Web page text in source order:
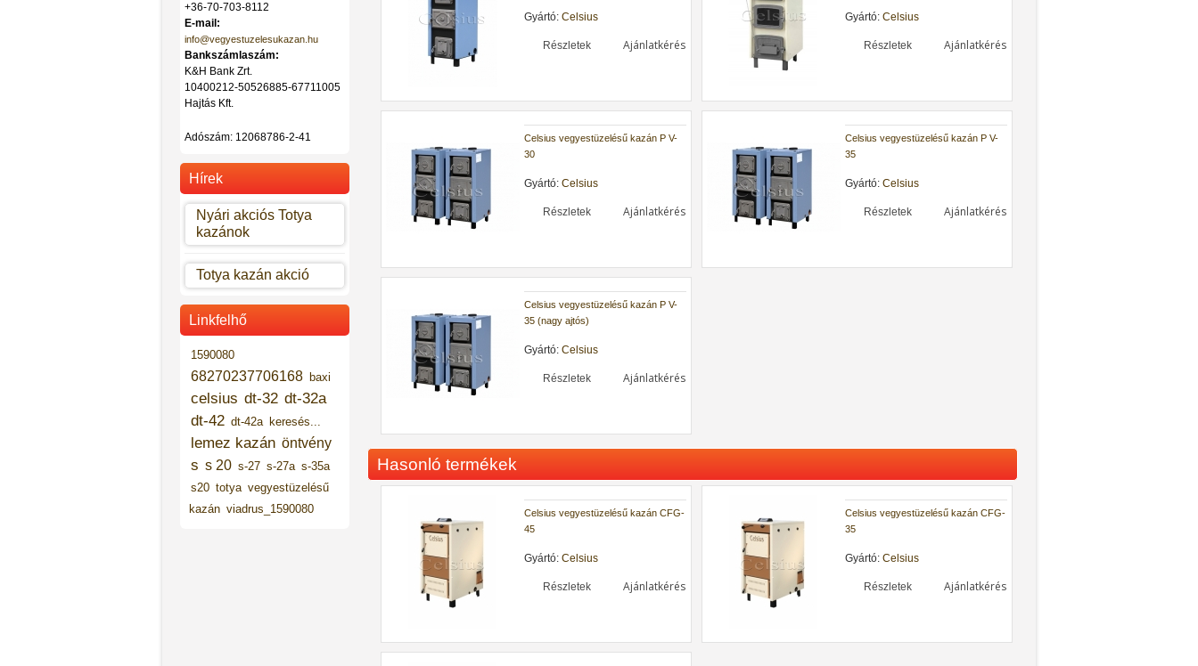
Gyártó: Celsius
Részletek Ajánlatkérés
Gyártó: Celsius
Részletek Ajánlatkérés
Celsius vegyestüzelésű kazán P V-
30
Gyártó: Celsius
Részletek Ajánlatkérés
Celsius vegyestüzelésű kazán P V-
35
Gyártó: Celsius
Részletek Ajánlatkérés
Celsius vegyestüzelésű kazán P V-
35 (nagy ajtós)
Gyártó: Celsius
Részletek Ajánlatkérés
Hasonló termékek
Celsius vegyestüzelésű kazán CFG-
45
Gyártó: Celsius
Részletek Ajánlatkérés
Celsius vegyestüzelésű kazán CFG-
35
Gyártó: Celsius
Részletek Ajánlatkérés
+36-70-703-8112
E-mail:
info@vegyestuzelesukazan.hu
Bankszámlaszám:
K&H Bank Zrt.
10400212-50526885-67711005
Hajtás Kft.
Adószám: 12068786-2-41
Hírek
Nyári akciós Totya
kazánok
Totya kazán akció
Linkfelhő
1590080
68270237706168 baxi
celsius dt-32 dt-32a
dt-42 dt-42a keresés...
lemez kazán öntvény
s s 20 s-27 s-27a s-35a
s20 totya vegyestüzelésű
kazán viadrus_1590080